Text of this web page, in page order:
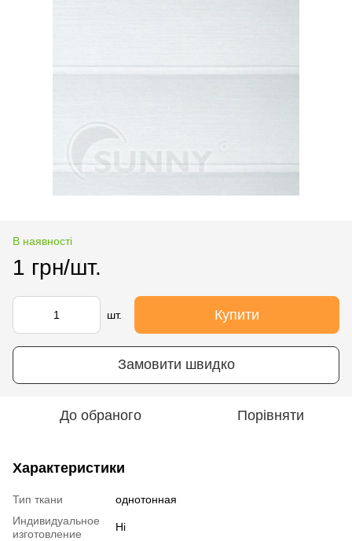
В наявності
1 грн/шт.
шт. Купити
Замовити швидко
До обраного Порівняти
Характеристики
Тип ткани
однотонная
Индивидуальное
изготовление
Ні